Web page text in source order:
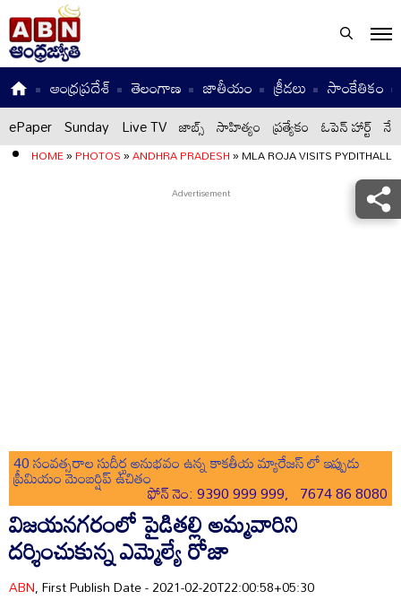
ఆంధ్రప్రదేశ్ తెలంగాణ జాతీయం క్రీడలు సాంకేతికం
ePaper Sunday Live TV జాబ్స్ సాహిత్యం ప్రత్యేకం ఓపెన్ హార్ట్
HOME»PHOTOS»ANDHRA PRADESH»MLA ROJA VISITS
40 సంవత్సరాల సుదీర్ఘ అనుభవం ఉన్న కాకతీయ మ్యారేజస్ లో ఇప్పుడు
ప్రీమియం మెంబర్షిప్ ఉచితం
ఫోన్ నెం: 9390 999 999, 7674 86 8080
విజయనగరంలో పైడితల్లి అమ్మవారిని
దర్శించుకున్న ఎమ్మెల్యే రోజా
ABN, First Publish Date - 2021-02-20T22:00:58+05:30